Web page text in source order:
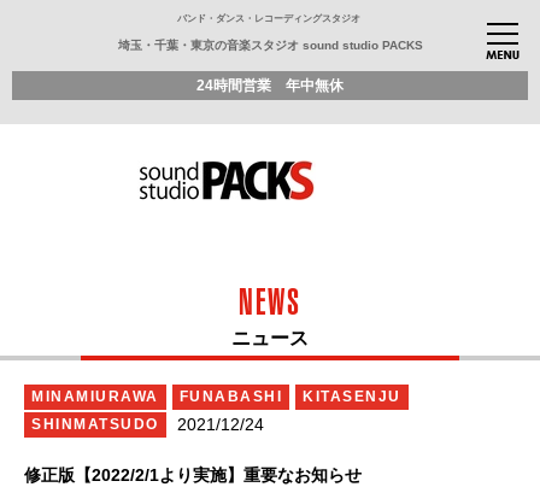
バンド・ダンス・レコーディングスタジオ
埼玉・千葉・東京の音楽スタジオ sound studio PACKS
24時間営業 年中無休
NEWS
ニュース
MINAMIURAWA FUNABASHI
KITASENJU
SHINMATSUDO
2021/12/24
修正版【2022/2/1より実施】重要なお知らせ